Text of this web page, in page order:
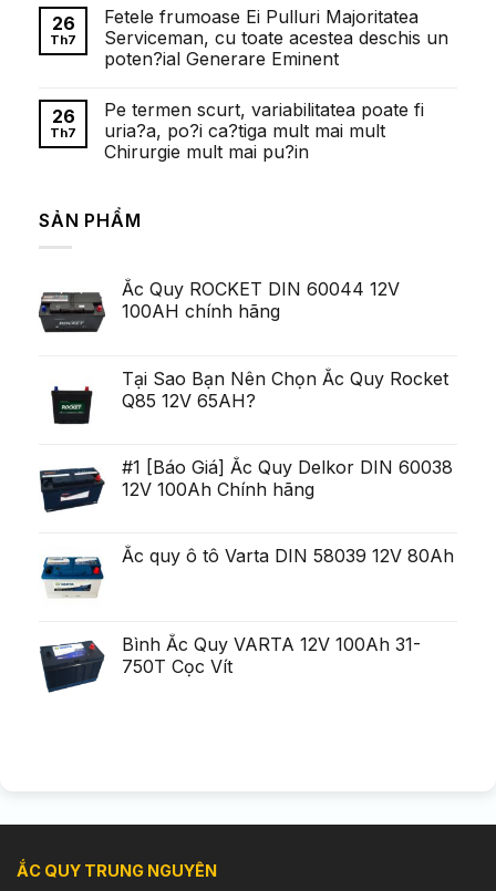
ставкам
в
1win
казино:
полный
bình
luận
ở
Faptul
de
exista
cazinouri
cu
depunere
minima
Lei
arata
exista
Ob?
ine?
i
26
Th7
Fetele frumoase Ei Pulluri Majoritatea
Serviceman, cu toate acestea deschis un
poten?ial Generare Eminent
bình
luận
ở
Fetele
frumoase
Majoritatea
Serviceman,
deschis
poten?
ial
26
Th7
Pe termen scurt, variabilitatea poate fi
uria?a, po?i ca?tiga mult mai mult
Chirurgie mult mai pu?in
luận
ở
variabilitatea
poate
fi
tiga
Chirurgie
mult
mai
SẢN PHẨM
Ắc Quy ROCKET DIN 60044 12V
100AH chính hãng
Tại Sao Bạn Nên Chọn Ắc Quy Rocket
Q85 12V 65AH?
#1 [Báo Giá] Ắc Quy Delkor DIN 60038
12V 100Ah Chính hãng
Ắc quy ô tô Varta DIN 58039 12V 80Ah
Bình Ắc Quy VARTA 12V 100Ah 31-
750T Cọc Vít
ẮC QUY TRUNG NGUYÊN